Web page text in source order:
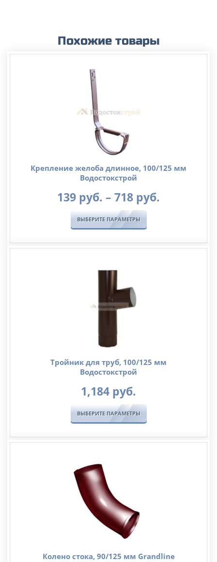
Похожие товары
Крепление желоба длинное, 100/125 мм
Водостокстрой
139 руб. – 718 руб.
–
ВЫБЕРИТЕ ПАРАМЕТРЫ
Тройник для труб, 100/125 мм
Водостокстрой
1,184 руб.
ВЫБЕРИТЕ ПАРАМЕТРЫ
Колено стока, 90/125 мм Grandline